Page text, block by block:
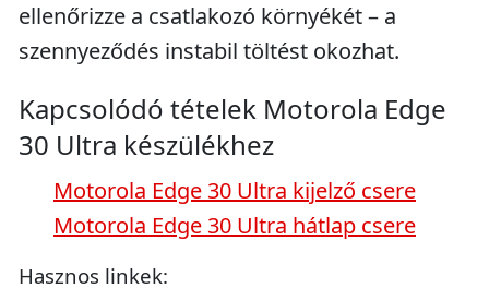
ellenőrizze a csatlakozó környékét – a
szennyeződés instabil töltést okozhat.
Kapcsolódó tételek Motorola Edge
30 Ultra készülékhez
Motorola Edge 30 Ultra kijelző csere
Motorola Edge 30 Ultra hátlap csere
Hasznos linkek: